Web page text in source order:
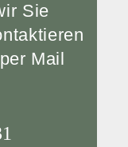
Sie
Mail